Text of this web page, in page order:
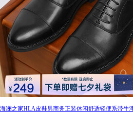
海澜之家HLA皮鞋男商务正装休闲舒适轻便系带牛